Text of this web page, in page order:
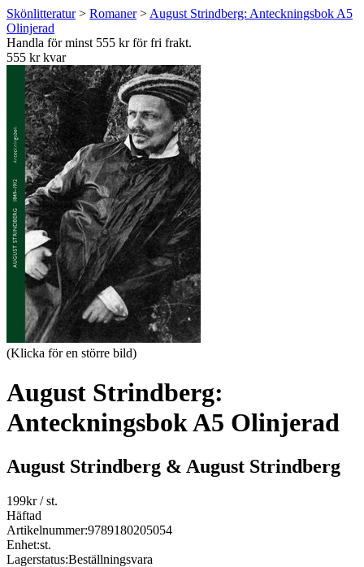
Skönlitteratur> Romaner> August Strindberg: Anteckningsbok A5
Olinjerad
Handla för minst 555 kr för fri frakt.
555 kr kvar
(Klicka för en större bild)
August Strindberg:
Anteckningsbok A5 Olinjerad
August Strindberg & August Strindberg
199kr/ st.
Häftad
Artikelnummer:9789180205054
Enhet:st.
Lagerstatus:Beställningsvara